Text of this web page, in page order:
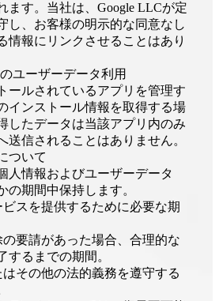
ます。当社は、Google LLCが定
し、お客様の明示的な同意なし
情報にリンクさせることはあり
ユーザーデータ利用
ールされているアプリを管理す
インストール情報を取得する場
したデータは当該アプリ内のみ
送信されることはありません。
ついて
人情報およびユーザーデータ
の期間中保持します。
スを提供するために必要な期
要請があった場合、合理的な
するまでの期間。
その他の法的義務を遵守する